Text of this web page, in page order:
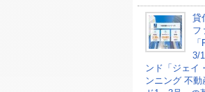
貸
フ
3/
ンド「ジェイ
ンニング 不動